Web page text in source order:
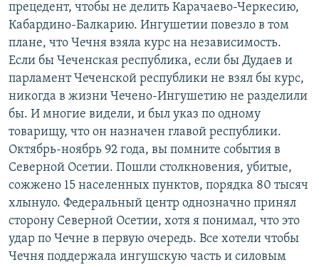
прецедент, чтобы не делить Карачаево-Черкесию,
Кабардино-Балкарию. Ингушетии повезло в том
плане, что Чечня взяла курс на независимость.
Если бы Чеченская республика, если бы Дудаев и
парламент Чеченской республики не взял бы курс,
никогда в жизни Чечено-Ингушетию не разделили
бы. И многие видели, и был указ по одному
товарищу, что он назначен главой республики.
Октябрь-ноябрь 92 года, вы помните события в
Северной Осетии. Пошли столкновения, убитые,
сожжено 15 населенных пунктов, порядка 80 тысяч
хлынуло. Федеральный центр однозначно принял
сторону Северной Осетии, хотя я понимал, что это
удар по Чечне в первую очередь. Все хотели чтобы
Чечня поддержала ингушскую часть и силовым